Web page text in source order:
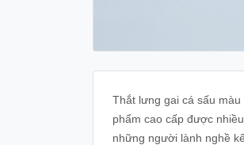
Thắt lưng gai cá sấu
phẩm cao cấp được
những người lành nghề